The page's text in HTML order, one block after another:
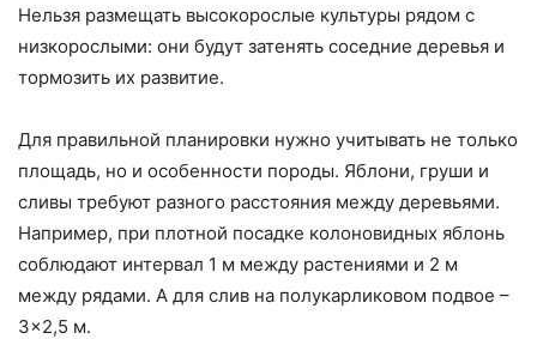
Нельзя размещать высокорослые культуры рядом с
низкорослыми: они будут затенять соседние деревья и
тормозить их развитие.
Для правильной планировки нужно учитывать не только
площадь, но и особенности породы. Яблони, груши и
сливы требуют разного расстояния между деревьями.
Например, при плотной посадке колоновидных яблонь
соблюдают интервал 1 м между растениями и 2 м
между рядами. А для слив на полукарликовом подвое –
3×2,5 м.